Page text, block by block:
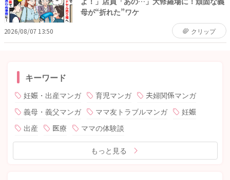
母が“折れた”ワケ
2026/08/07 13:50 クリップ
キーワード
妊娠・出産マンガ 育児マンガ
夫婦関係マンガ
義母・義父マンガ
ママ友トラブルマンガ
妊娠
出産
医療 ママの体験談
もっと見る